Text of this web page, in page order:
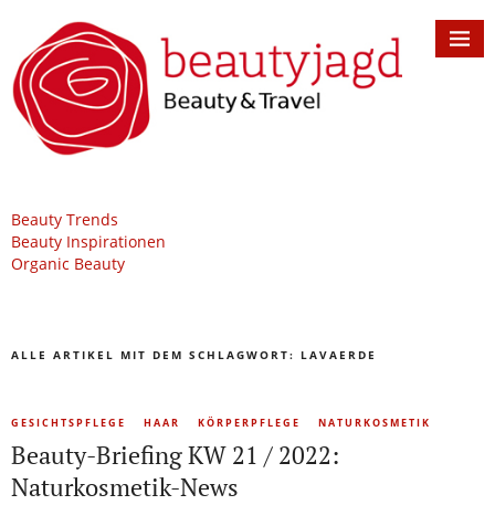
Beauty Trends
Beauty Inspirationen
Organic Beauty
ALLE ARTIKEL MIT DEM SCHLAGWORT: LAVAERDE
GESICHTSPFLEGE HAAR KÖRPERPFLEGE NATURKOSMETIK
Beauty-Briefing KW 21 / 2022:
Naturkosmetik-News